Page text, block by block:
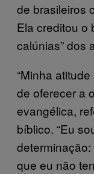
de brasileiros
Ela creditou o
calúnias” dos
“Minha
de oferecer a
evangélica,
bíblico. “Eu
que eu não